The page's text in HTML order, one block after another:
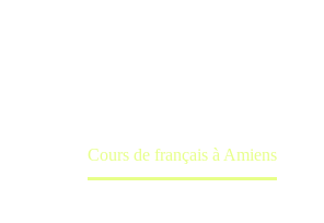
Cours de français à Amiens